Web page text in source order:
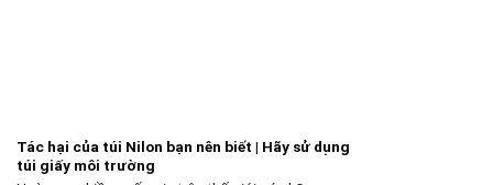
Tác hại của túi Nilon bạn nên biết | Hãy sử dụng
túi giấy môi trường